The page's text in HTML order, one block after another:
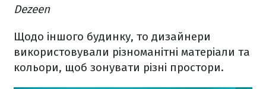
Dezeen
Щодо іншого будинку, то дизайнери
використовували різноманітні матеріали та
кольори, щоб зонувати різні простори.